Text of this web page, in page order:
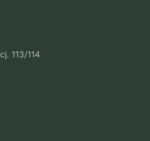
113/114